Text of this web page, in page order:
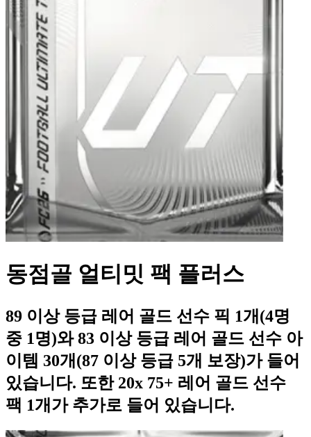
동점골 얼티밋 팩 플러스
89 이상 등급 레어 골드 선수 픽 1개(4명
중 1명)와 83 이상 등급 레어 골드 선수 아
이템 30개(87 이상 등급 5개 보장)가 들어
있습니다. 또한 20x 75+ 레어 골드 선수
팩 1개가 추가로 들어 있습니다.